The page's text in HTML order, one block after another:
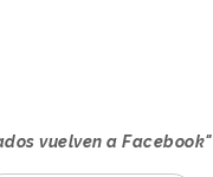
vuelven a Facebook"